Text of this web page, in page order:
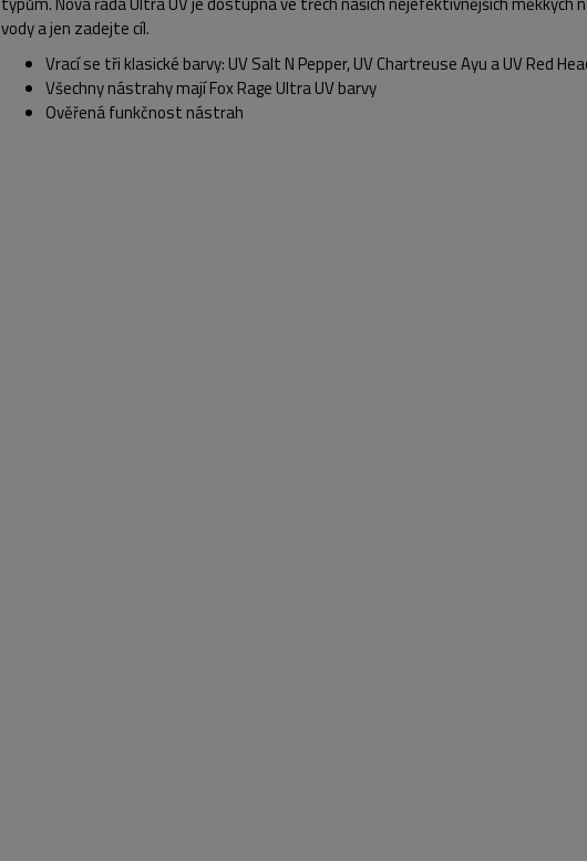
vody a jen zadejte cíl.
Vrací se tři klasické barvy: UV Salt N Pepper, UV Chartreuse Ayu a UV Red
Všechny nástrahy mají Fox Rage Ultra UV barvy
Ověřená funkčnost nástrah